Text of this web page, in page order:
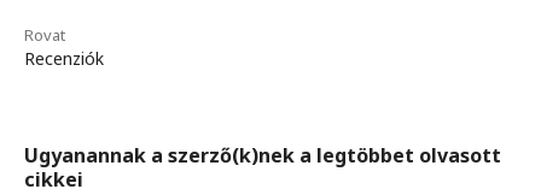
Rovat
Recenziók
Ugyanannak a szerző(k)nek a legtöbbet olvasott
cikkei